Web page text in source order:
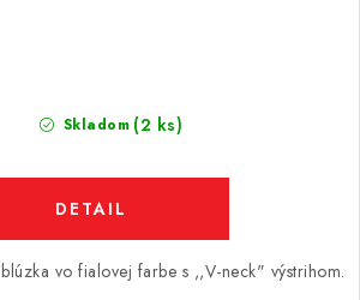
Skladom (2 ks)
DETAIL
vo fialovej farbe s ,,V-neck" výstrihom.